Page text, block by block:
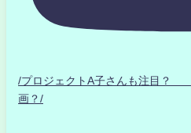
/プロジェクトA子さんも注目？
画？/